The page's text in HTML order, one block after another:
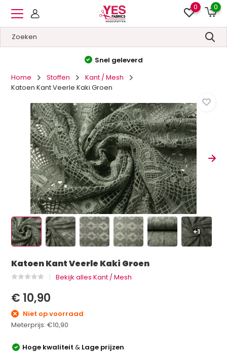
0 0
Hoge kwaliteit&Lage prijzen
Home
Stoffen
Kant / Mesh
Katoen Kant Veerle Kaki Groen
+1
Katoen Kant Veerle Kaki Groen
Bekijk alles Kant / Mesh
€ 10,90
Niet op voorraad
Meterprijs:€10,90
Hoge kwaliteit& Lage prijzen